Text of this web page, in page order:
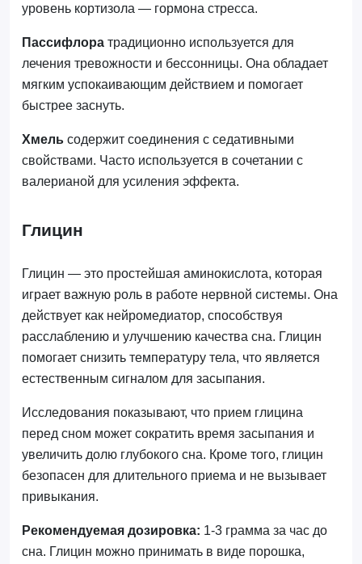
уровень кортизола — гормона стресса.
Пассифлоратрадиционно используется для
лечения тревожности и бессонницы. Она обладает
мягким успокаивающим действием и помогает
быстрее заснуть.
Хмельсодержит соединения с седативными
свойствами. Часто используется в сочетании с
валерианой для усиления эффекта.
Глицин
Глицин — это простейшая аминокислота, которая
играет важную роль в работе нервной системы. Она
действует как нейромедиатор, способствуя
расслаблению и улучшению качества сна. Глицин
помогает снизить температуру тела, что является
естественным сигналом для засыпания.
Исследования показывают, что прием глицина
перед сном может сократить время засыпания и
увеличить долю глубокого сна. Кроме того, глицин
безопасен для длительного приема и не вызывает
привыкания.
Рекомендуемая дозировка: 1-3 грамма за час до
сна. Глицин можно принимать в виде порошка,